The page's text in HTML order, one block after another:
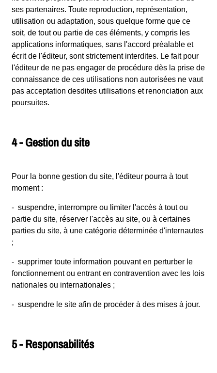
ses partenaires. Toute reproduction, représentation,
utilisation ou adaptation, sous quelque forme que ce
soit, de tout ou partie de ces éléments, y compris les
applications informatiques, sans l'accord préalable et
écrit de l'éditeur, sont strictement interdites. Le fait pour
l'éditeur de ne pas engager de procédure dès la prise de
connaissance de ces utilisations non autorisées ne vaut
pas acceptation desdites utilisations et renonciation aux
poursuites.
4 - Gestion du site
Pour la bonne gestion du site, l'éditeur pourra à tout
moment :
- suspendre, interrompre ou limiter l'accès à tout ou
partie du site, réserver l'accès au site, ou à certaines
parties du site, à une catégorie déterminée d'internautes
;
- supprimer toute information pouvant en perturber le
fonctionnement ou entrant en contravention avec les lois
nationales ou internationales ;
- suspendre le site afin de procéder à des mises à jour.
5 - Responsabilités